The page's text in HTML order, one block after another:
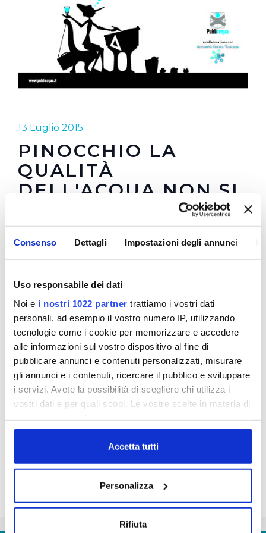
Consenso Dettagli Impostazioni degli annunci
Uso responsabile dei dati
Noi e i nostri 1022 partner trattiamo i vostri dati
personali, ad esempio il vostro numero IP, utilizzando
tecnologie come i cookie per memorizzare e accedere
alle informazioni sul vostro dispositivo al fine di
pubblicare annunci e contenuti personalizzati, misurare
gli annunci e i contenuti, ricercare il pubblico e sviluppare
i servizi. Avete la possibilità di scegliere chi utilizza i
vostri dati e per quali scopi. Le vostre scelte in materia di
in cui avete effettuato le vostre scelte. È possibile
modificare o revocare il proprio consenso in qualsiasi
momento dalla Dichiarazione sui cookie o facendo clic
Con il tuo consenso, vorremmo anche:
raccogliere informazioni sulla tua posizione
Accetta tutti
Personalizza
Rifiuta
13 Luglio 2015
PINOCCHIO LA
QUALITÀ
DELL'ACQUA NON SI
Due le situazioni scelte dall'autore Giovanni
del PInocchio del grande Leo Mattioli con i temi di
che cerca di inventare la qualità dell'acqua; 2) la
seconda invece vede un Pinocchio malato che per
rifiutare la medicina si inventa la "bugia" dell'acqua
cattiva. Le voci negli spot audio sono come
sempre dei bravissimi Alessandro Paci, Kagliostro
e Monica Bauco.